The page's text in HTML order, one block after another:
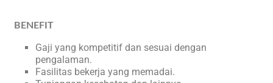
BENEFIT
Gaji yang kompetitif dan sesuai dengan
pengalaman.
Fasilitas bekerja yang memadai.